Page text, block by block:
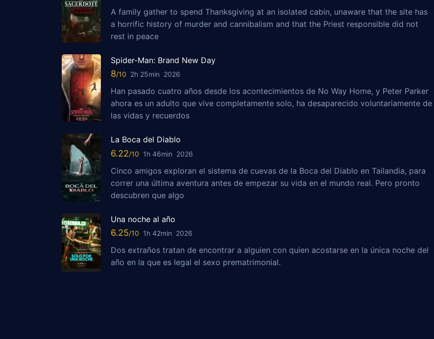
A family gather to spend Thanksgiving at an isolated cabin, unaware that the site has
a horrific history of murder and cannibalism and that the Priest responsible did not
rest in peace
Spider-Man: Brand New Day
8 2h 25min 2026
Han pasado cuatro años desde los acontecimientos de No Way Home, y Peter Parker
ahora es un adulto que vive completamente solo, ha desaparecido voluntariamente de
las vidas y recuerdos
La Boca del Diablo
6.22 1h 46min 2026
Cinco amigos exploran el sistema de cuevas de la Boca del Diablo en Tailandia, para
correr una última aventura antes de empezar su vida en el mundo real. Pero pronto
descubren que algo
Una noche al año
6.25 1h 42min 2026
Dos extraños tratan de encontrar a alguien con quien acostarse en la única noche del
año en la que es legal el sexo prematrimonial.